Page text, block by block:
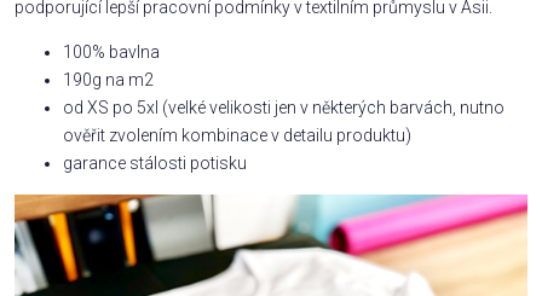
podporující lepší pracovní podmínky v textilním průmyslu v Asii.
100% bavlna
190g na m2
od XS po 5xl (velké velikosti jen v některých barvách, nutno
ověřit zvolením kombinace v detailu produktu)
garance stálosti potisku